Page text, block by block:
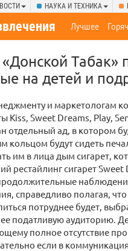
НАУКА И ТЕХНИКА
Лучшее
Табак»
на детей и
и маркетологам
Kiss, Sweet Dreams, Play,
отдельный ад, в котором
кольцом будут сидеть
им в лица дым сигарет,
рестайлинг сигарет
справедливо полагая,
потруднее будет,
податливую аудиторию.
полное отсутствие
если в